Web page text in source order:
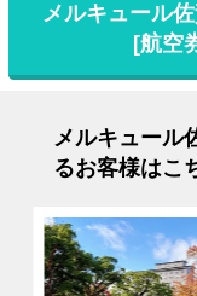
メルキュール
[航空
メルキュール
るお客様はこ